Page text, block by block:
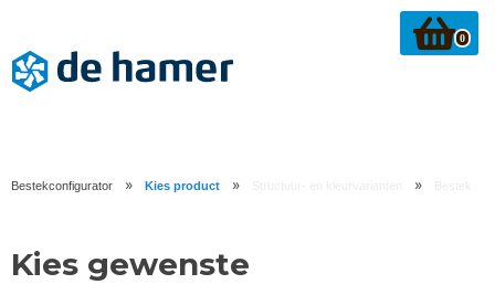
Bestekconfigurator » Kies product » »
Kies gewenste
0